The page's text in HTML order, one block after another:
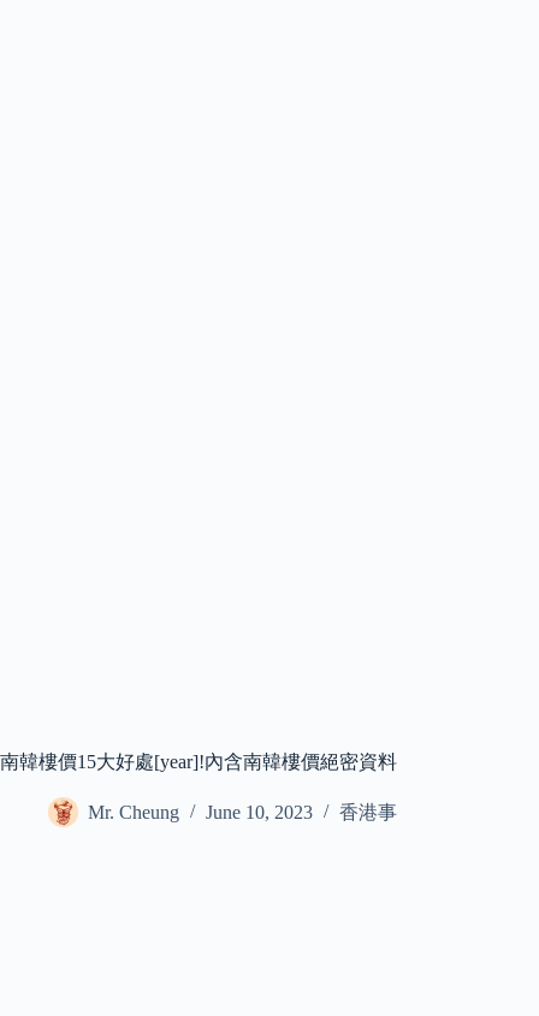
南韓樓價15大好處[year]!內含南韓樓價絕密資料
Mr. Cheung June 10, 2023 香港事